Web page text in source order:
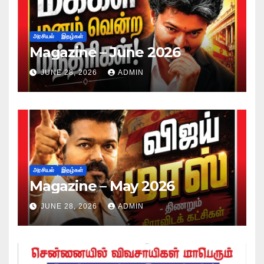
அரசியல் இதழ்கள்
Magazine – June 2026
JUNE 28, 2026 ADMIN
அரசியல் இதழ்கள்
Magazine – May 2026
JUNE 28, 2026 ADMIN